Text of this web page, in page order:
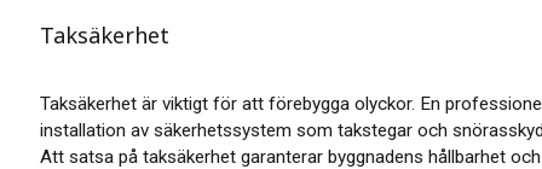
Taksäkerhet
Taksäkerhet är viktigt för att förebygga olyckor. En
installation av säkerhetssystem som takstegar och
Att satsa på taksäkerhet garanterar byggnadens hållbarhet